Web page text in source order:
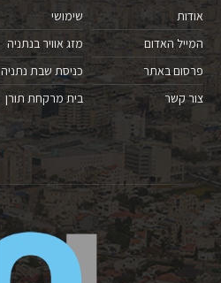
אודות
המייל האדום
פרסום באתר
צור קשר
שימושי
מזג אוויר בנתניה
כניסת שבת נתניה
בית מרקחת תורן